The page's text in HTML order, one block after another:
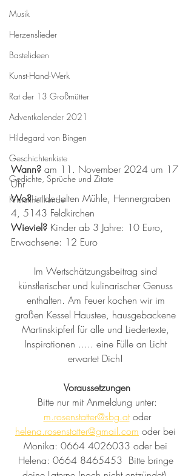
Musik
Herzenslieder
Bastelideen
Kunst-Hand-Werk
Rat der 13 Großmütter
Adventkalender 2021
Hildegard von Bingen
Geschichtenkiste
Gedichte, Sprüche und Zitate
Kristallheilkunde
Wann? am 11. November 2024 um 17
Uhr
Wo? in der alten Mühle, Hennergraben
4, 5143 Feldkirchen
Wieviel? Kinder ab 3 Jahre: 10 Euro,
Erwachsene: 12 Euro
Im Wertschätzungsbeitrag sind
künstlerischer und kulinarischer Genuss
enthalten. Am Feuer kochen wir im
großen Kessel Haustee, hausgebackene
Martinskipferl für alle und Liedertexte,
Inspirationen ..... eine Fülle an Licht
erwartet Dich!
Voraussetzungen
Bitte nur mit Anmeldung unter:
m.rosenstatter@sbg.at oder
helena.rosenstatter@gmail.com oder bei
Monika: 0664 4026033 oder bei
Helena: 0664 8465453  Bitte bringe